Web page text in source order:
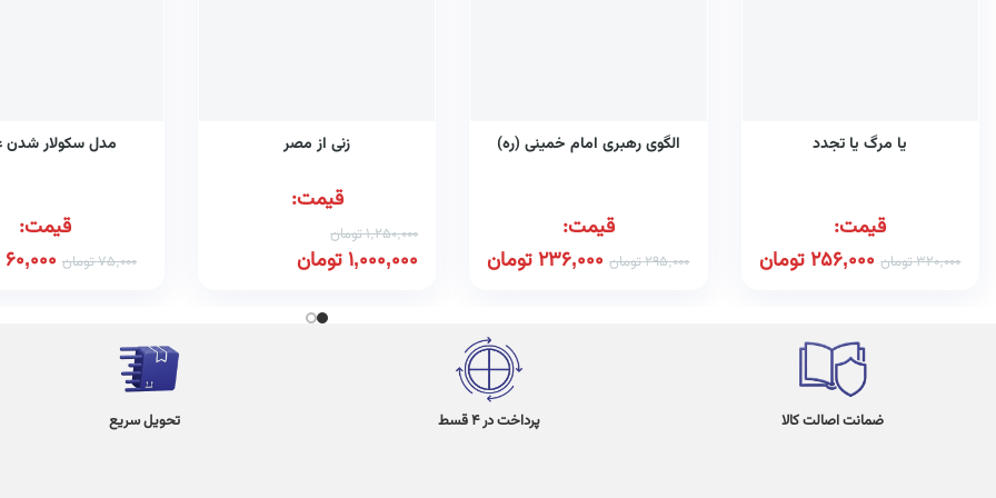
یا مرگ یا تجدد
قیمت:
320,000تومان 256,000تومان
الگوی رهبری امام خمینی (ره)
قیمت:
295,000تومان 236,000تومان
زنی از مصر
قیمت:
1,250,000تومان
1,000,000تومان
مدل سکولار
قیمت:
75,000تومان 60,000
ضمانت اصالت کالا پرداخت در 4 قسط تحویل سریع